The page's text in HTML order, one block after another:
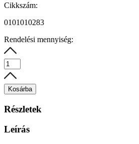
Cikkszám:
0101010283
Rendelési mennyiség:
Kosárba
Részletek
Leírás